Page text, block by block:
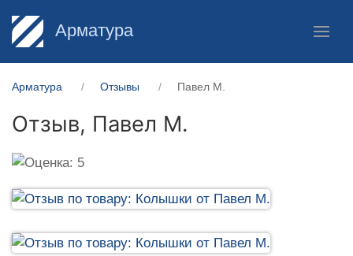
Арматура
Арматура Отзывы Павел М.
Отзыв, Павел М.